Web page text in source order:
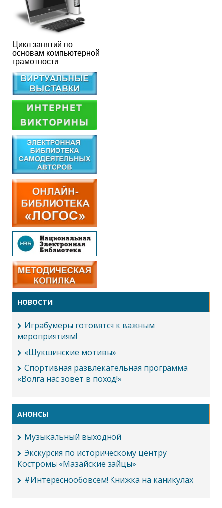
Цикл занятий по
основам компьютерной
грамотности
НОВОСТИ
Играбумеры готовятся к важным
мероприятиям!
«Шукшинские мотивы»
Спортивная развлекательная программа
«Волга нас зовет в поход!»
АНОНСЫ
Музыкальный выходной
Экскурсия по историческому центру
Костромы «Мазайские зайцы»
#Интереснообовсем! Книжка на каникулах